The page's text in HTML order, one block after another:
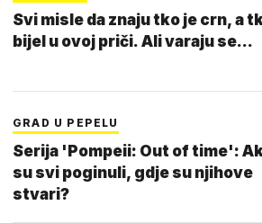
Svi misle da znaju tko je crn, a
bijel u ovoj priči. Ali varaju se...
GRAD U PEPELU
Serija 'Pompeii: Out of time':
su svi poginuli, gdje su njihove
stvari?